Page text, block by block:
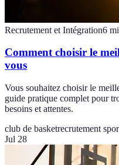
Recrutement et Intégration6
Comment choisir le
vous
Vous souhaitez choisir le
guide pratique complet pour
besoins et attentes.
club de basketrecrutement
Jul 28